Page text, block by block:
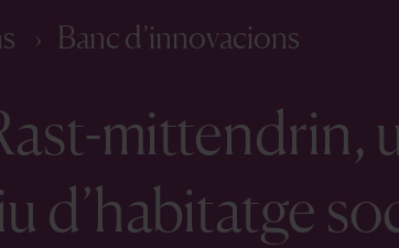
Banc d’innovacions
mittendrin,
d’habitatge